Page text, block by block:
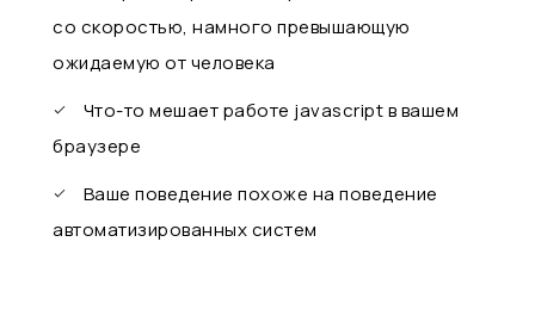
со скоростью, намного превышающую
ожидаемую от человека
Что-то мешает работе javascript в вашем
браузере
Ваше поведение похоже на поведение
автоматизированных систем